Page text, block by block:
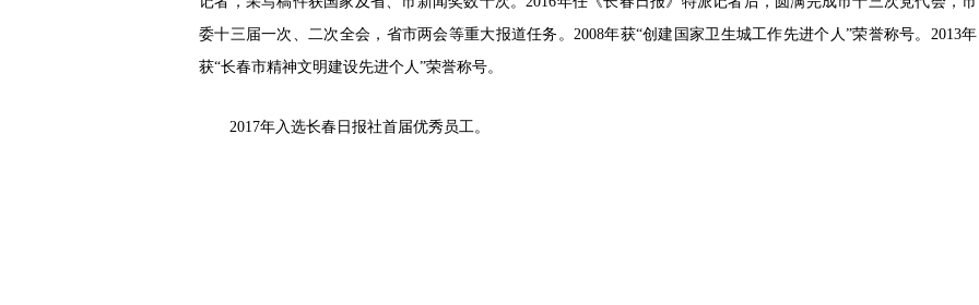
委十三届一次、二次全会，省市两会等重大报道任务。2008年获“创建国家卫生城工作先进个人”荣誉称号。2013年
获“长春市精神文明建设先进个人”荣誉称号。
2017年入选长春日报社首届优秀员工。